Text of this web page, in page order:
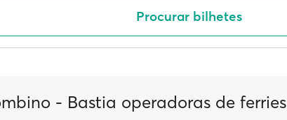
Procurar bilhetes
- Bastia operadoras de ferries